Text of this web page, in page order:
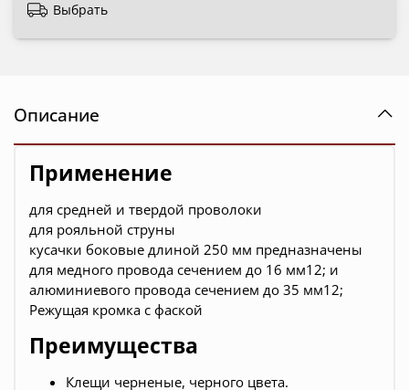
Выбрать
Описание
Применение
для средней и твердой проволоки
для рояльной струны
кусачки боковые длиной 250 мм предназначены
для медного провода сечением до 16 мм12; и
алюминиевого провода сечением до 35 мм12;
Режущая кромка с фаской
Преимущества
Клещи черненые, черного цвета.